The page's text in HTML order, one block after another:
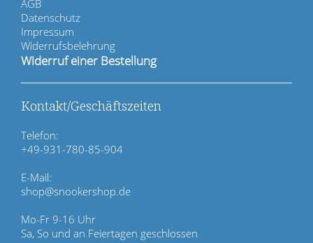
i
g
a
t
i
n
ü
b
e
r
p
r
i
n
g
AGB
Datenschutz
Impressum
Widerrufsbelehrung
Widerruf einer Bestellung
Kontakt/Geschäftszeiten
Telefon:
+49-931-780-85-904
E-Mail:
shop@snookershop.de
Mo-Fr 9-16 Uhr
Sa, So und an Feiertagen geschlossen